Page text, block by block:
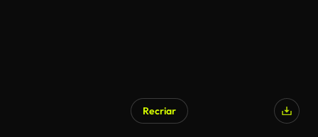
Recriar